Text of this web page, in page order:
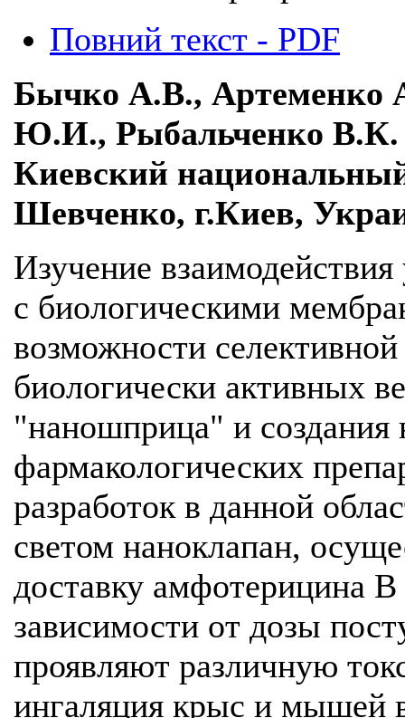
Повний текст - PDF
Бычко А.В.,
Ю.И., Рыбальченко В.К.
Киевский
Шевченко, г.Киев,
Изучение
с биологическими
возможности
биологически активных
"наношприца" и создания
фармакологических
разработок в данной
светом наноклапан,
доставку амфотерицина
зависимости от дозы
проявляют различную
ингаляция крыс и мышей